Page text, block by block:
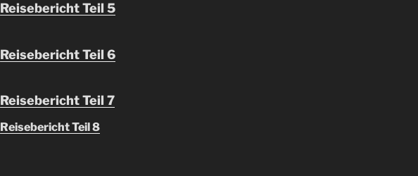
Reisebericht Teil 5
Reisebericht Teil 6
Reisebericht Teil 7
Reisebericht Teil 8